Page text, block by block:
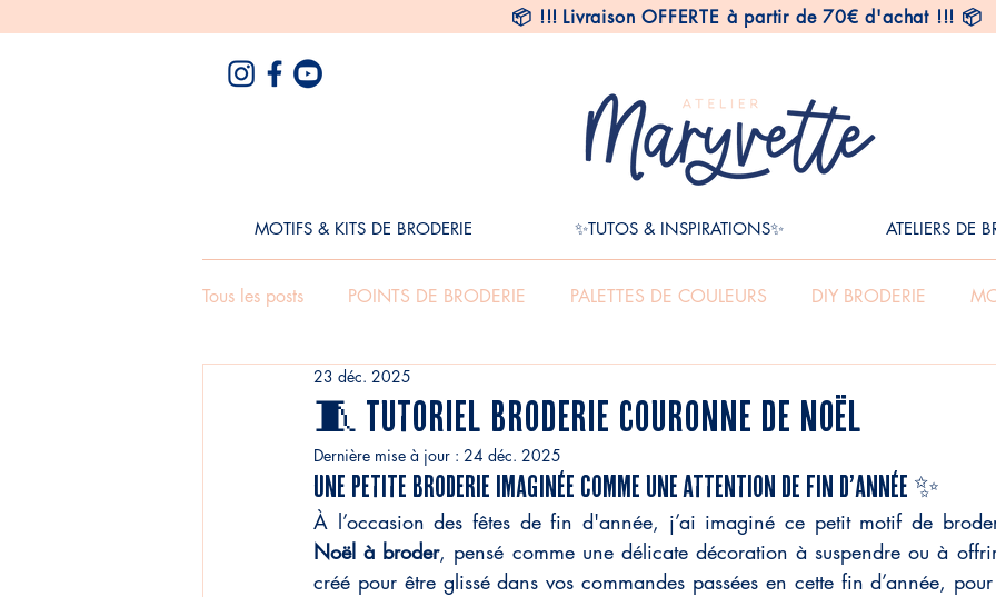
📦 !!! Livraison OFFERTE à partir de 70€ d'achat !!! 📦
MOTIFS & KITS DE BRODERIE ✨TUTOS & INSPIRATIONS✨ ATELIERS DE
Tous les posts POINTS DE BRODERIE PALETTES DE COULEURS DIY BRODERIE
🧵 Tutoriel Broderie Couronne de Noël
23 déc. 2025
Dernière mise à jour : 24 déc. 2025
Une petite broderie imaginée comme une attention de fin d’année ✨
À l’occasion des fêtes de fin d'année, j’ai imaginé ce petit motif de
Noël à broder, pensé comme une délicate décoration à suspendre ou à
créé pour être glissé dans vos commandes passées en cette fin d’année,